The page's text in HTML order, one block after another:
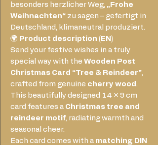
besonders herzlicher Weg, „Frohe
Weihnachten“ zu sagen – gefertigt in
Deutschland, klimaneutral produziert.
🌍 Product description (EN)
Send your festive wishes in a truly
special way with the Wooden Post
Christmas Card “Tree & Reindeer”,
crafted from genuine cherry wood .
This beautifully designed 14 × 9 cm
card features a Christmas tree and
reindeer motif, radiating warmth and
seasonal cheer.
Each card comes with a matching DIN